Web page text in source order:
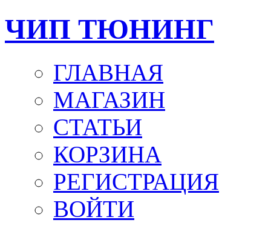
ЧИП ТЮНИНГ
ГЛАВНАЯ
МАГАЗИН
СТАТЬИ
КОРЗИНА
РЕГИСТРАЦИЯ
ВОЙТИ